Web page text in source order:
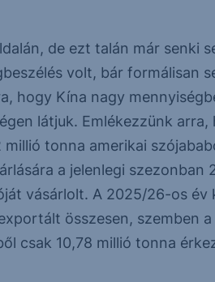
de ezt talán már senki
volt, bár formálisan
hogy Kína nagy
látjuk. Emlékezzünk arra,
tonna amerikai
a jelenlegi szezonban
vásárlolt. A 2025/26-os év
összesen, szemben
csak 10,78 millió tonna